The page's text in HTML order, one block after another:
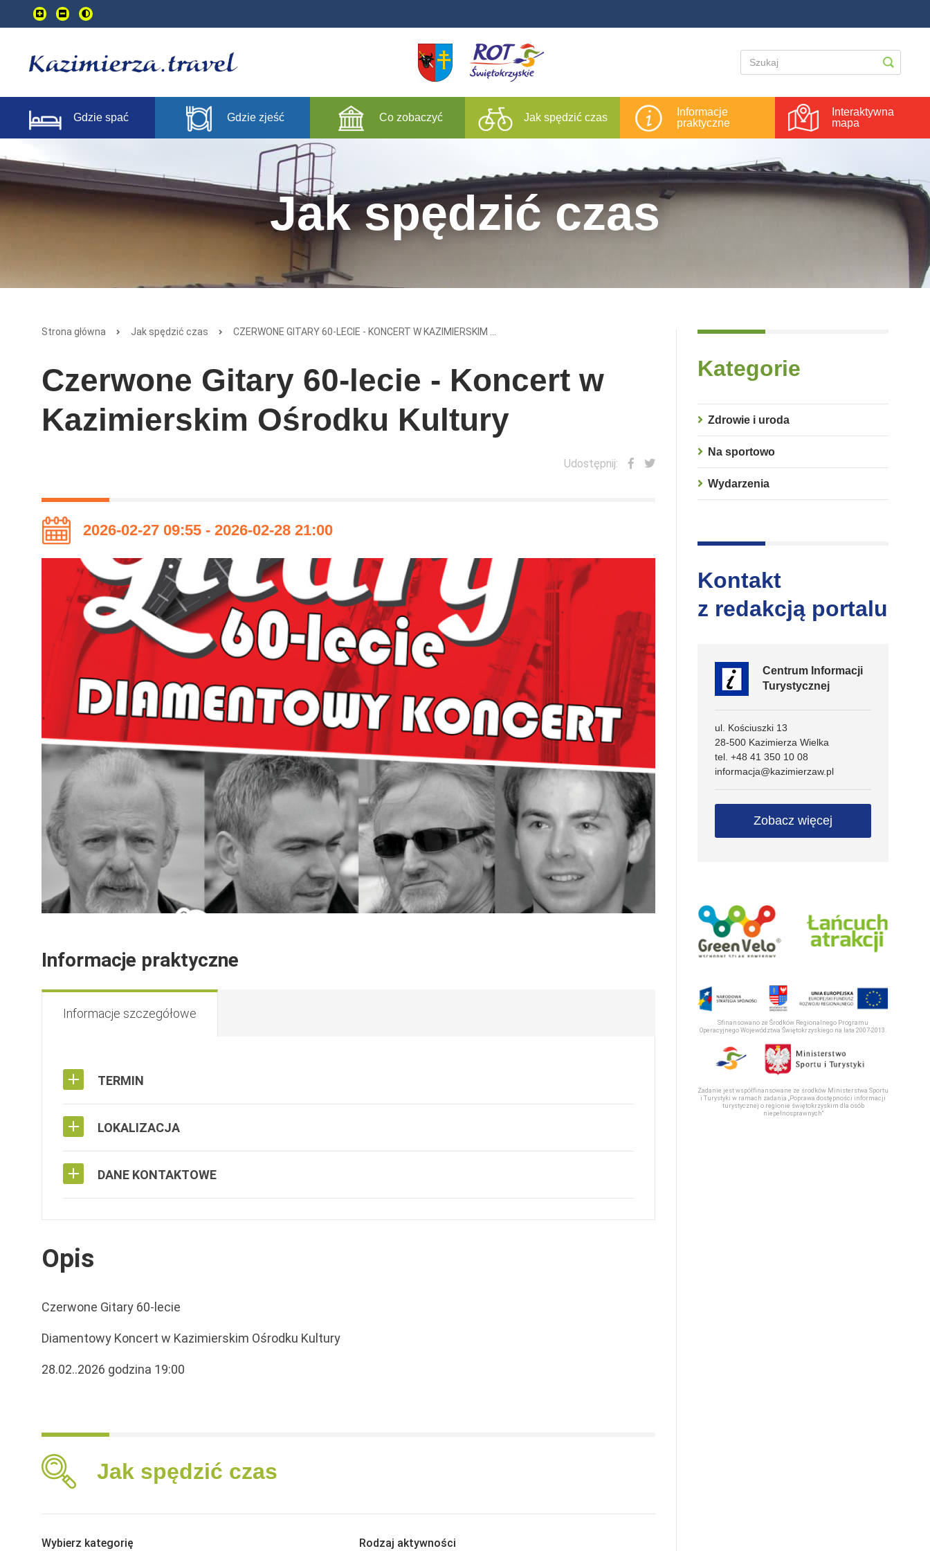
Przejdź
do
treści
głownej
Gdzie spać Gdzie zjeść Co zobaczyć Jak spędzić czas
Informacje
praktyczne
Interaktywna
mapa
Jak spędzić czas
Strona główna Jak spędzić czas CZERWONE GITARY 60-LECIE - KONCERT W KAZIMIERSKIM ...
Czerwone Gitary 60-lecie - Koncert w
Kazimierskim Ośrodku Kultury
Udostępnij:
2026-02-27 09:55 - 2026-02-28 21:00
Informacje praktyczne
Informacje szczegółowe
TERMIN
LOKALIZACJA
DANE KONTAKTOWE
Opis
Czerwone Gitary 60-lecie
Diamentowy Koncert w Kazimierskim Ośrodku Kultury
28.02..2026 godzina 19:00
Jak spędzić czas
Wybierz kategorię Rodzaj aktywności
Kategorie
Zdrowie i uroda
Na sportowo
Wydarzenia
Kontakt
z redakcją portalu
Centrum Informacji
Turystycznej
ul. Kościuszki 13
28-500 Kazimierza Wielka
tel. +48 41 350 10 08
informacja@kazimierzaw.pl
Zobacz więcej
Sfinansowano ze Środków Regionalnego Programu
Operacyjnego Województwa Świętokrzyskiego na lata 2007-2013.
Zadanie jest współfinansowane ze środków Ministerstwa Sportu
i Turystyki w ramach zadania „Poprawa dostępności informacji
turystycznej o regionie świętokrzyskim dla osób
niepełnosprawnych“